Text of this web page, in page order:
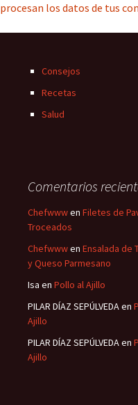
procesan los datos de tus
Consejos
Recetas
Salud
Comentarios
Chefwwwen Filetes de
Troceados
Chefwwwen Ensalada de
y Queso Parmesano
Isa en Pollo al Ajillo
PILAR DÍAZ SEPÚLVEDAen
Ajillo
PILAR DÍAZ SEPÚLVEDAen
Ajillo